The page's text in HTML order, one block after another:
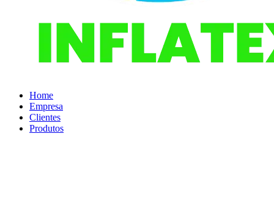
Home
Empresa
Clientes
Produtos